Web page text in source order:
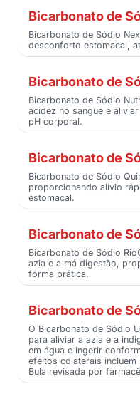
Bicarbonato de
Bicarbonato de Sódio
desconforto estomacal,
Bicarbonato de
Bicarbonato de Sódio
acidez no sangue e
pH corporal.
Bicarbonato de
Bicarbonato de Sódio
proporcionando alívio
estomacal.
Bicarbonato de
Bicarbonato de Sódio
azia e a má digestão,
forma prática.
Bicarbonato de
O Bicarbonato de Sódio
para aliviar a azia e a
em água e ingerir
efeitos colaterais
Bula revisada por